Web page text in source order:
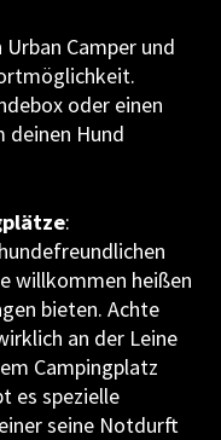
Camper und
oder einen
deinen Hund
:
willkommen heißen
bieten. Achte
an der Leine
Campingplatz
es spezielle
seine Notdurft